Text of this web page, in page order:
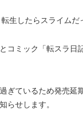
生したらスライム
コミック「転スラ
ぎているため発売
らせします。